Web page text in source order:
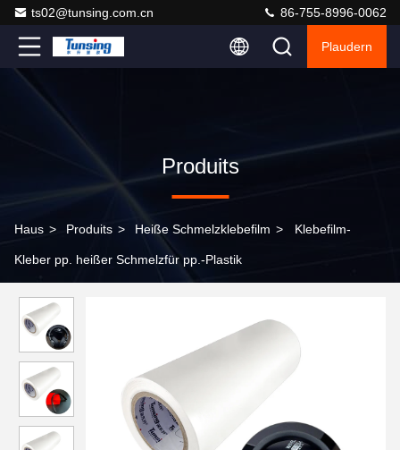
ts02@tunsing.com.cn 86-755-8996-0062
Plaudern
Produits
Haus > Produits > Heiße Schmelzklebefilm > Klebefilm-
Kleber pp. heißer Schmelzfür pp.-Plastik